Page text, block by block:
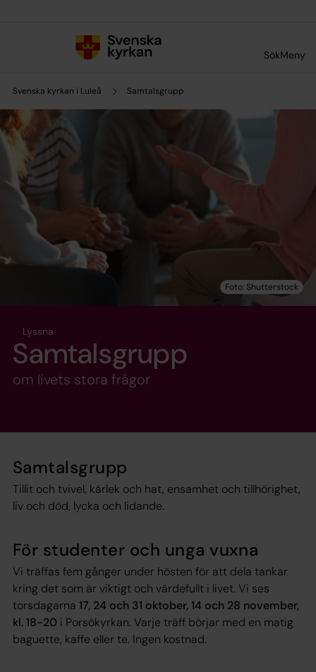
SökMeny
Svenska kyrkan i Luleå Samtalsgrupp
Lyssna
Samtalsgrupp
om livets stora frågor
Samtalsgrupp
Tillit och tvivel, kärlek och hat, ensamhet och tillhörighet,
liv och död, lycka och lidande.
För studenter och unga vuxna
Vi träffas fem gånger under hösten för att dela tankar
kring det som är viktigt och värdefullt i livet. Vi ses
torsdagarna 17, 24 och 31 oktober, 14 och 28 november,
kl. 18-20 i Porsökyrkan. Varje träff börjar med en matig
baguette, kaffe eller te. Ingen kostnad.